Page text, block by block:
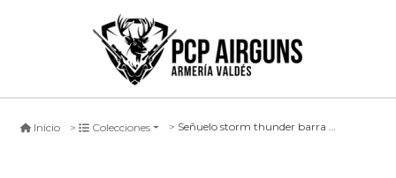
Inicio Colecciones Señuelo storm thunder barra #gd, 11cm